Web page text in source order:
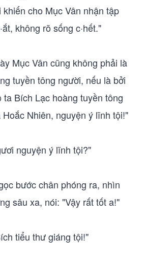
cho Mục Vân nhận tập
không rõ sống c·hết."
Mục Vân cũng không phải là
tuyền tông người, nếu là bởi
ta Bích Lạc hoàng tuyền tông
Nhiên, nguyện ý lĩnh tội!"
nguyện ý lĩnh tội?"
bước chân phóng ra, nhìn
sâu xa, nói: "Vậy rất tốt a!"
tiểu thư giáng tội!"